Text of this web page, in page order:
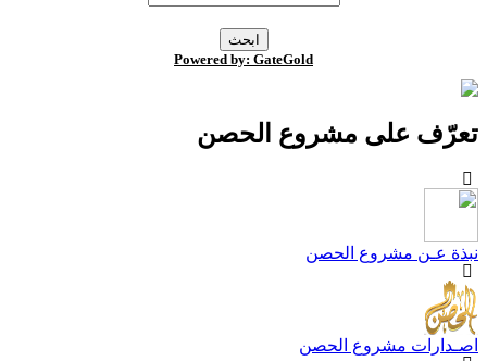
Powered by: GateGold
على مشروع الحصن
عـن مشروع الحصن
مشروع الحصن